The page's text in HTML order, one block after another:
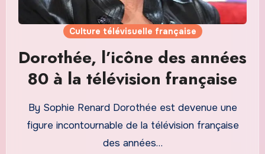
Culture télévisuelle française
Dorothée, l’icône des années
80 à la télévision française
By Sophie Renard Dorothée est devenue une
figure incontournable de la télévision française
des années…